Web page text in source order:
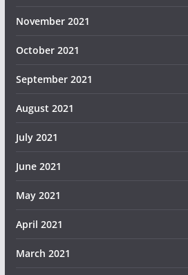
November 2021
October 2021
September 2021
August 2021
July 2021
June 2021
May 2021
April 2021
March 2021